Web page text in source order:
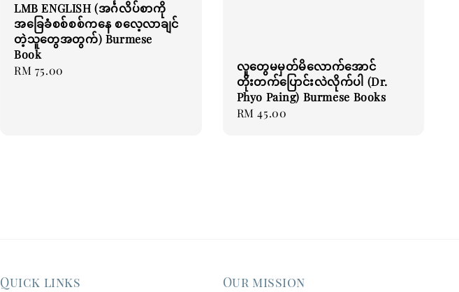
LMB ENGLISH (အင်္ဂလိပ်စာကို
အခြေခံစစ်စစ်ကနေ စလေ့လာချင်
တဲ့သူတွေအတွက်) Burmese
Book
Regular
RM 75.00
လူတွေမမှတ်မိလောက်အောင်
တိုးတက်ပြောင်းလဲလိုက်ပါ (Dr.
Phyo Paing) Burmese Books
Regular
RM 45.00
Quick links Our mission